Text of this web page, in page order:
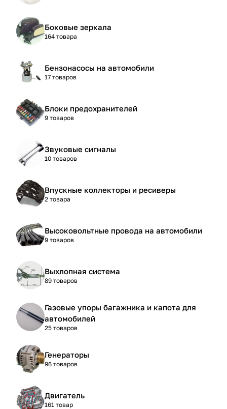
Боковые зеркала
164 товара
Бензонасосы на автомобили
17 товаров
Блоки предохранителей
9 товаров
Звуковые сигналы
10 товаров
Впускные коллекторы и ресиверы
2 товара
Высоковольтные провода на автомобили
9 товаров
Выхлопная система
89 товаров
Газовые упоры багажника и капота для
автомобилей
25 товаров
Генераторы
96 товаров
Двигатель
161 товар